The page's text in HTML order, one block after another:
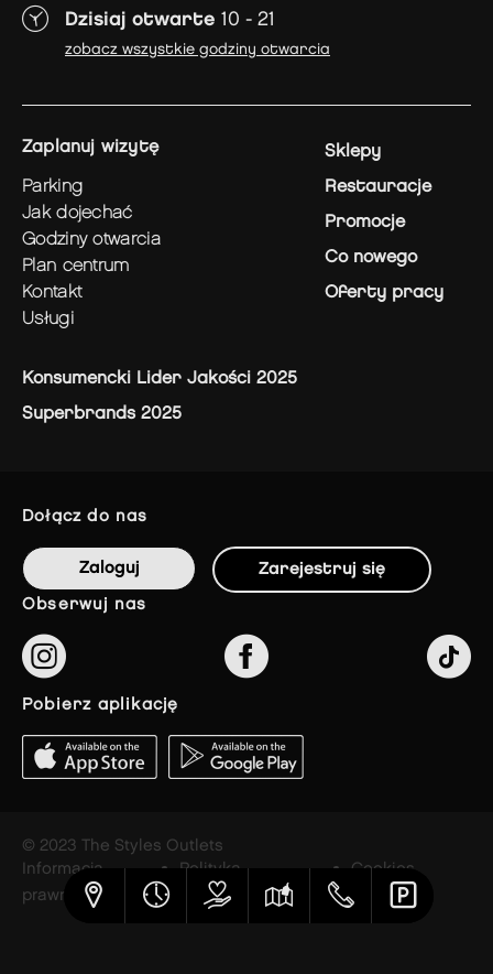
Dzisiaj otwarte 10 - 21
zobacz wszystkie godziny otwarcia
zaplanuj wizytę
parking
jak dojechać
godziny otwarcia
plan centrum
kontakt
usługi
Sklepy
Restauracje
Promocje
Co nowego
Oferty pracy
Konsumencki Lider Jakości 2025
Superbrands 2025
dołącz do nas
Zaloguj Zarejestruj się
obserwuj nas
pobierz aplikację
© 2023 The Styles Outlets
Informacja
prawna
Polityka
prywatności
Cookies
settings